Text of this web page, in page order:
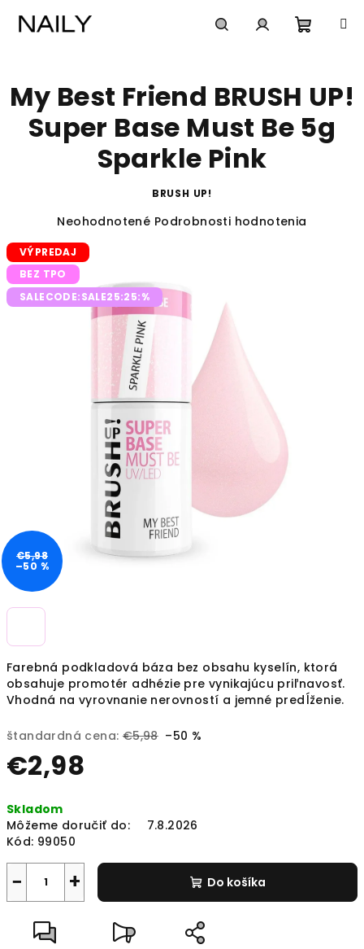
košík
Farebná podkladová báza bez obsahu kyselín, ktorá
obsahuje promotér adhézie pre vynikajúcu priľnavosť.
Vhodná na vyrovnanie nerovností a jemné predĺženie.
štandardná cena: €5,98 –50 %
€2,98
cena:
Skladom
Môžeme doručiť do:
7.8.2026
Kód: 99050
+
− Do košíka
My Best Friend BRUSH UP!
Super Base Must Be 5g
Sparkle Pink
BRUSH UP!
Priemerné
produktu
je
0,0
z
hviezdičiek.
Neohodnotené Podrobnosti hodnotenia
VÝPREDAJ
BEZ TPO
SALECODE:SALE25:25:%
€5,98
–50 %